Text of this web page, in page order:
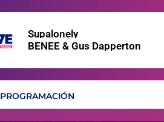
Supalonely
BENEE & Gus Dapperton
PROGRAMACIÓN